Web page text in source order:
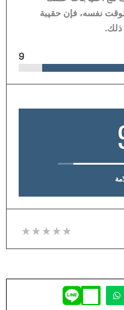
نفسه، فإن حقيبة
9